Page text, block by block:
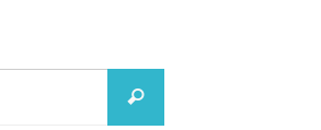
Recherche